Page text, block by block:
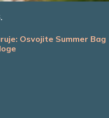
Osvojite Summer Bag